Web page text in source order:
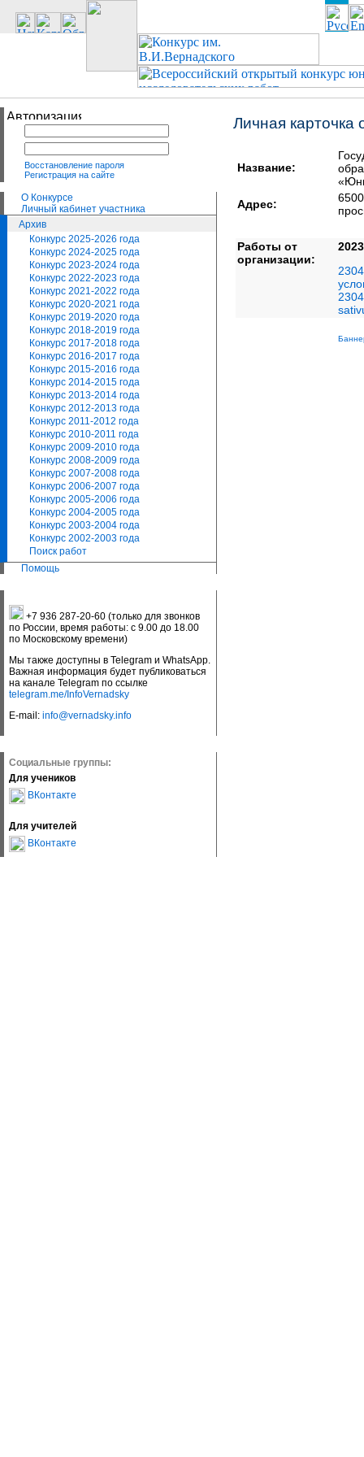
Восстановление пароля
Регистрация на сайте
О Конкурсе
Личный кабинет участника
Архив
Конкурс 2025-2026 года
Конкурс 2024-2025 года
Конкурс 2023-2024 года
Конкурс 2022-2023 года
Конкурс 2021-2022 года
Конкурс 2020-2021 года
Конкурс 2019-2020 года
Конкурс 2018-2019 года
Конкурс 2017-2018 года
Конкурс 2016-2017 года
Конкурс 2015-2016 года
Конкурс 2014-2015 года
Конкурс 2013-2014 года
Конкурс 2012-2013 года
Конкурс 2011-2012 года
Конкурс 2010-2011 года
Конкурс 2009-2010 года
Конкурс 2008-2009 года
Конкурс 2007-2008 года
Конкурс 2006-2007 года
Конкурс 2005-2006 года
Конкурс 2004-2005 года
Конкурс 2003-2004 года
Конкурс 2002-2003 года
Поиск работ
Помощь
+7 936 287-20-60 (только для звонков
по России, время работы: с 9.00 до 18.00
по Московскому времени)
Мы также доступны в Telegram и WhatsApp.
Важная информация будет публиковаться
на канале Telegram по ссылке
telegram.me/InfoVernadsky
E-mail: info@vernadsky.info
Социальные группы:
Для учеников
ВКонтакте
Для учителей
ВКонтакте
Личная карточка
Название:
Адрес:
Работы от
организации: